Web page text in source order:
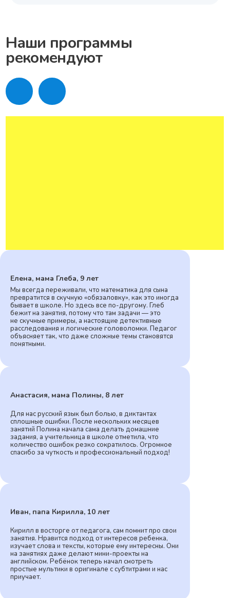
Елена, мама Глеба, 9 лет
Мы всегда переживали, что математика для сына
превратится в скучную «обязаловку», как это иногда
бывает в школе. Но здесь все по-другому. Глеб
бежит на занятия, потому что там задачи — это
не скучные примеры, а настоящие детективные
расследования и логические головоломки. Педагог
объясняет так, что даже сложные темы становятся
понятными.
Анастасия, мама Полины, 8 лет
Для нас русский язык был болью, в диктантах
сплошные ошибки. После нескольких месяцев
занятий Полина начала сама делать домашние
задания, а учительница в школе отметила, что
количество ошибок резко сократилось. Огромное
спасибо за чуткость и профессиональный подход!
Иван, папа Кирилла, 10 лет
Кирилл в восторге от педагога, сам помнит про свои
занятия. Нравится подход от интересов ребенка,
изучает слова и тексты, которые ему интересны. Они
на занятиях даже делают мини-проекты на
английском. Ребёнок теперь начал смотреть
простые мультики в оригинале с субтитрами и нас
приучает.